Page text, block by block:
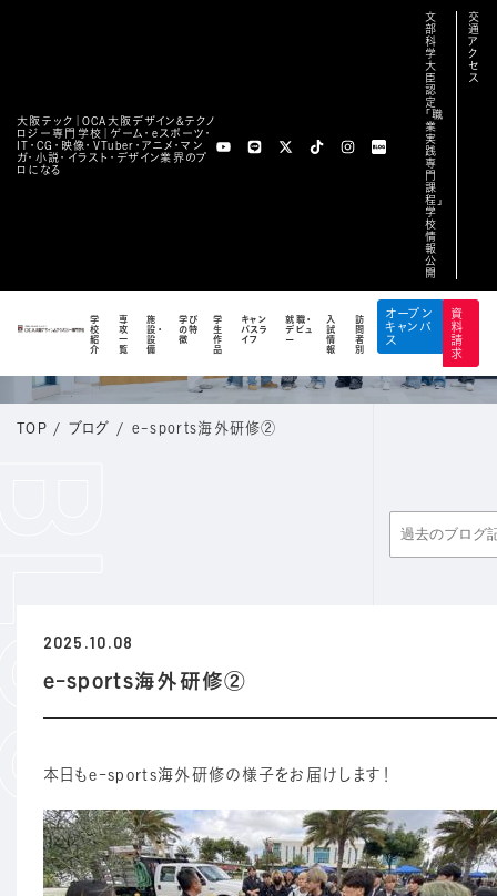
大阪テック｜OCA⼤阪デザイン&テクノ
ロジー専⾨学校｜ゲーム・eスポーツ・
IT・CG・映像・VTuber・アニメ・マン
ガ・小説・イラスト・デザイン業界のプ
ロになる
文
部
科
学
大
臣
認
定
「職
業
実
践
専
門
課
程」
学
校
情
報
公
開
交
通
ア
ク
セ
ス
学
校
紹
介
専
攻
一
覧
施
設・
設
備
学び
の特
徴
学
生
作
品
キャン
パスラ
イフ
就職・
デビュ
ー
入
試
情
報
訪
問
者
別
オープン
キャンパ
ス
資
料
請
求
BLOG
公式ブログ
TOP / ブログ / e-sports海外研修②
2025.10.08
e-sports海外研修②
本日もe-sports海外研修の様子をお届けします！